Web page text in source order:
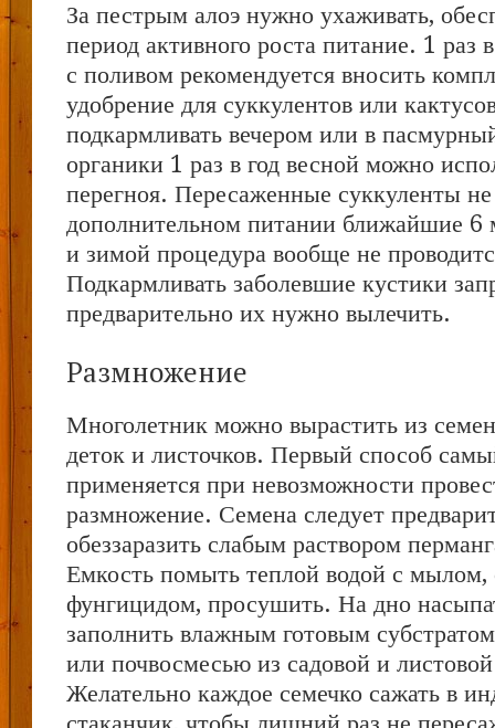
За пестрым алоэ нужно ухаживать,
период активного роста питание. 1 раз
с поливом рекомендуется вносить
удобрение для суккулентов или
подкармливать вечером или в
органики 1 раз в год весной можно
перегноя. Пересаженные суккуленты
дополнительном питании ближайшие 6
и зимой процедура вообще не
Подкармливать заболевшие кустики
предварительно их нужно вылечить.
Размножение
Многолетник можно вырастить из
деток и листочков. Первый способ
применяется при невозможности
размножение. Семена следует
обеззаразить слабым раствором
Емкость помыть теплой водой с мылом,
фунгицидом, просушить. На дно
заполнить влажным готовым
или почвосмесью из садовой и
Желательно каждое семечко сажать в